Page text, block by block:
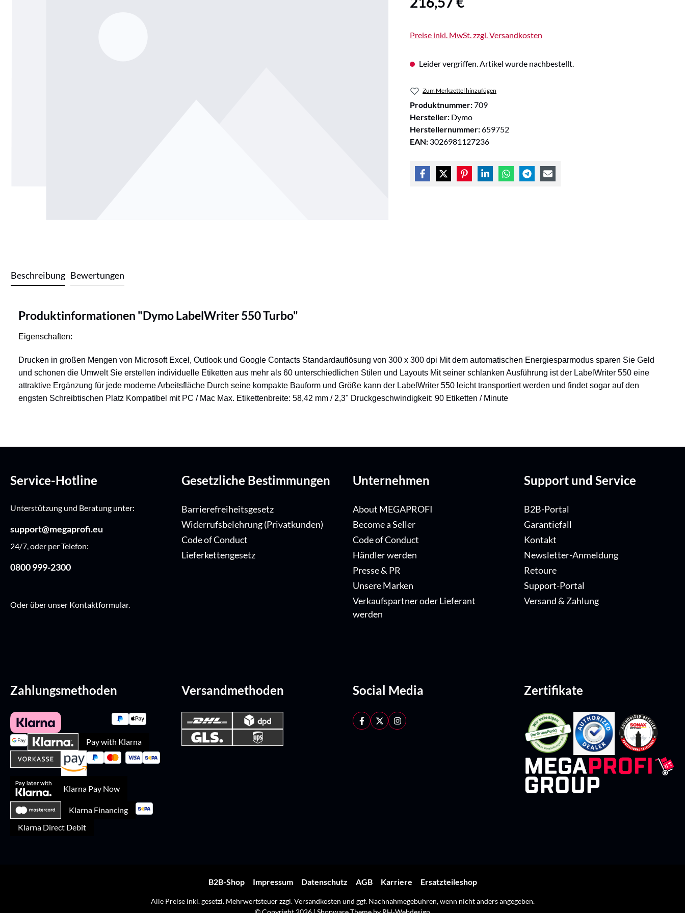
Preise inkl. MwSt. zzgl. Versandkosten
Leider vergriffen. Artikel wurde nachbestellt.
Zum Merkzettel hinzufügen
Produktnummer:709
Hersteller: Dymo
Herstellernummer:659752
EAN: 3026981127236
Beschreibung Bewertungen
Produktinformationen "Dymo LabelWriter 550 Turbo"
Eigenschaften:
Drucken in großen Mengen von Microsoft Excel, Outlook und Google Contacts Standardauflösung von 300 x 300 dpi Mit dem automatischen Energiesparmodus sparen Sie Geld
und schonen die Umwelt Sie erstellen individuelle Etiketten aus mehr als 60 unterschiedlichen Stilen und Layouts Mit seiner schlanken Ausführung ist der LabelWriter 550 eine
attraktive Ergänzung für jede moderne Arbeitsfläche Durch seine kompakte Bauform und Größe kann der LabelWriter 550 leicht transportiert werden und findet sogar auf den
engsten Schreibtischen Platz Kompatibel mit PC / Mac Max. Etikettenbreite: 58,42 mm / 2,3" Druckgeschwindigkeit: 90 Etiketten / Minute
Service-Hotline
Unterstützung und Beratung unter:
support@megaprofi.eu
24/7, oder per Telefon:
0800 999-2300
Oder über unser Kontaktformular.
Gesetzliche Bestimmungen
Barrierefreiheitsgesetz
Widerrufsbelehrung (Privatkunden)
Code of Conduct
Lieferkettengesetz
Unternehmen
About MEGAPROFI
Become a Seller
Code of Conduct
Händler werden
Presse & PR
Unsere Marken
Verkaufspartner oder Lieferant
werden
Support und Service
B2B-Portal
Garantiefall
Kontakt
Newsletter-Anmeldung
Retoure
Support-Portal
Versand & Zahlung
Zahlungsmethoden
Pay with Klarna
Klarna Pay Now
Klarna Financing
Klarna Direct Debit
Versandmethoden Social Media Zertifikate
B2B-Shop Impressum Datenschutz AGB Karriere Ersatzteileshop
Alle Preise inkl. gesetzl. Mehrwertsteuer zzgl.Versandkosten und ggf. Nachnahmegebühren, wenn nicht anders angegeben.